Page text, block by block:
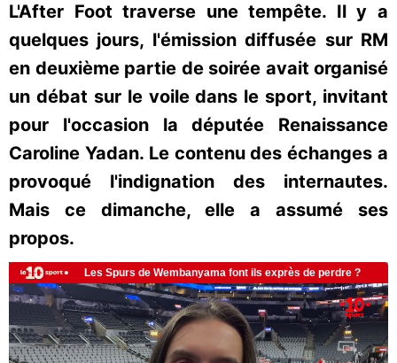
L'After Foot traverse une tempête. Il y a
quelques jours, l'émission diffusée sur RM
en deuxième partie de soirée avait organisé
un débat sur le voile dans le sport, invitant
pour l'occasion la députée Renaissance
Caroline Yadan. Le contenu des échanges a
provoqué l'indignation des internautes.
Mais ce dimanche, elle a assumé ses
propos.